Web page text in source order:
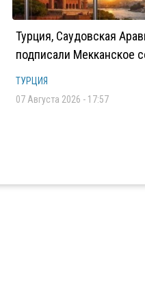
Турция, Саудовская
подписали Мекканское
ТУРЦИЯ
07 Августа 2026 - 17:57